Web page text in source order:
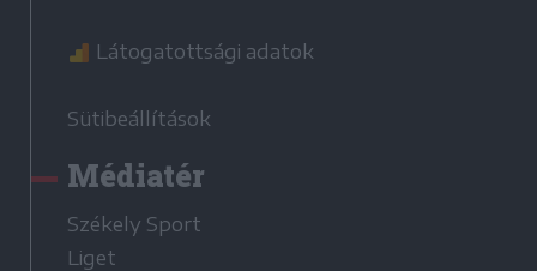
Látogatottsági adatok
Sütibeállítások
Médiatér
Székely Sport
Liget